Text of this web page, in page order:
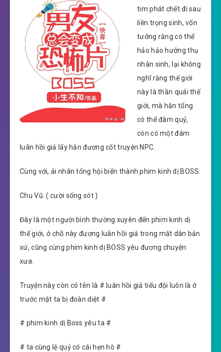
tim phát chết đi sau
liền trọng sinh, vốn
tưởng rằng có thể
hảo hảo hưởng thụ
nhân sinh, lại không
nghĩ rằng thế giới
này là thần quái thế
giới, mà hắn tổng
có thể đâm quỷ,
còn có một đám
luân hồi giả lấy hắn đương cốt truyện NPC.
Cùng với, ái nhân tổng hội biến thành phim kinh dị BOSS.
Chu Vũ: ( cười sống sót )
Đây là một người bình thường xuyên đến phim kinh dị
thế giới, ở chỗ này đương luân hồi giả trong mắt dân bản
xứ, cũng cùng phim kinh dị BOSS yêu đương chuyện
xưa.
Truyện này còn có tên là # luân hồi giả tiểu đội luôn là ở
trước mặt ta bị đoàn diệt #
# phim kinh dị Boss yêu ta #
# ta cùng lệ quỷ có cái hẹn hò #